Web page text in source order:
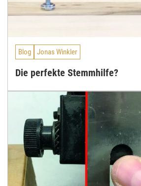
Blog Jonas Winkler
Die perfekte Stemmhilfe?